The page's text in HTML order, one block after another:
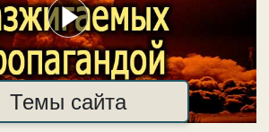
Темы сайта